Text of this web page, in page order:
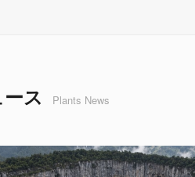
ス Plants News